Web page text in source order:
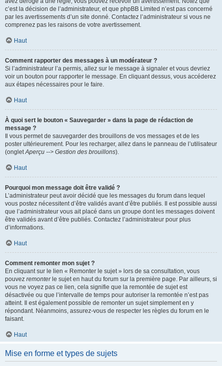
c’est la décision de l’administrateur, et que phpBB Limited n’est pas concerné
par les avertissements d’un site donné. Contactez l’administrateur si vous ne
comprenez pas les raisons de votre avertissement.
Haut
Comment rapporter des messages à un modérateur ?
Si l’administrateur l’a permis, allez sur le message à signaler et vous devriez
voir un bouton pour rapporter le message. En cliquant dessus, vous accéderez
aux étapes nécessaires pour le faire.
Haut
À quoi sert le bouton « Sauvegarder » dans la page de rédaction de
message ?
Il vous permet de sauvegarder des brouillons de vos messages et de les
poster ultérieurement. Pour les recharger, allez dans le panneau de l’utilisateur
(ongletAperçu --> Gestion des brouillons).
Haut
Pourquoi mon message doit être validé ?
L’administrateur peut avoir décidé que les messages du forum dans lequel
vous postez nécessitent d’être validés avant d’être publiés. Il est possible aussi
que l’administrateur vous ait placé dans un groupe dont les messages doivent
être validés avant d’être publiés. Contactez l’administrateur pour plus
d’informations.
Haut
Comment remonter mon sujet ?
En cliquant sur le lien « Remonter le sujet » lors de sa consultation, vous
pouvez remonterle sujet en haut du forum sur la première page. Par ailleurs, si
vous ne voyez pas ce lien, cela signifie que la remontée de sujet est
désactivée ou que l’intervalle de temps pour autoriser la remontée n’est pas
atteint. Il est également possible de remonter un sujet simplement en y
répondant. Néanmoins, assurez-vous de respecter les règles du forum en le
faisant.
Haut
Mise en forme et types de sujets